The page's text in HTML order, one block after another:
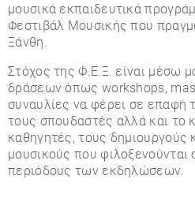
μουσικά εκπαιδευτικά
Φεστιβάλ Μουσικής που
Ξάνθη.
Στόχος της Φ.Ε.Ξ. είναι μέσω
δράσεων όπως workshops,
συναυλίες να φέρει σε επαφή
τους σπουδαστές αλλά και το
καθηγητές, τους δημιουργούς
μουσικούς που φιλοξενούνται
περιόδους των εκδηλώσεων.